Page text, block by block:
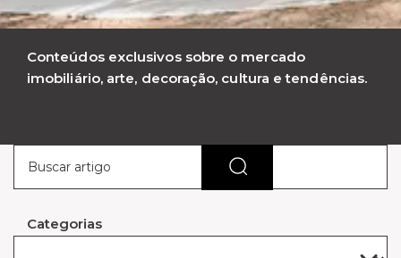
Conteúdos exclusivos sobre o mercado
imobiliário, arte, decoração, cultura e tendências.
Categorias